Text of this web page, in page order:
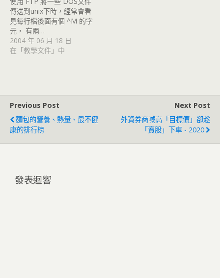
傳送到unix下時，經常會看
見每行檔後面有個 ^M 的字
元， 有兩…
2004 年 06 月 18 日
在「教學文件」中
Previous Post
麵包的營養、熱量、最不健
康的排行榜
Next Post
外資券商喊高「目標價」卻趁
「賣股」下車 - 2020
發表迴響